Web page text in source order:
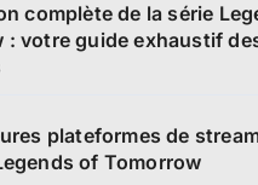
complète de la série
: votre guide exhaustif
plateformes de
of Tomorrow